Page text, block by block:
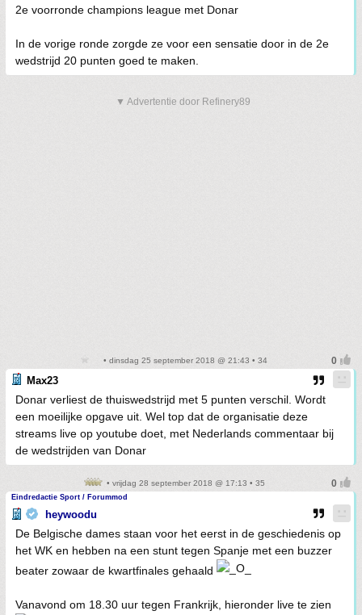
2e voorronde champions league met Donar
In de vorige ronde zorgde ze voor een sensatie door in de 2e
wedstrijd 20 punten goed te maken.
▼ Advertentie door Refinery89
• dinsdag 25 september 2018 @ 21:43 • 34
Max23
Donar verliest de thuiswedstrijd met 5 punten verschil. Wordt
een moeilijke opgave uit. Wel top dat de organisatie deze
streams live op youtube doet, met Nederlands commentaar bij
de wedstrijden van Donar
• vrijdag 28 september 2018 @ 17:13 • 35
Eindredactie Sport / Forummod
heywoodu
De Belgische dames staan voor het eerst in de geschiedenis op
het WK en hebben na een stunt tegen Spanje met een buzzer
beater zowaar de kwartfinales gehaald
Vanavond om 18.30 uur tegen Frankrijk, hieronder live te zien